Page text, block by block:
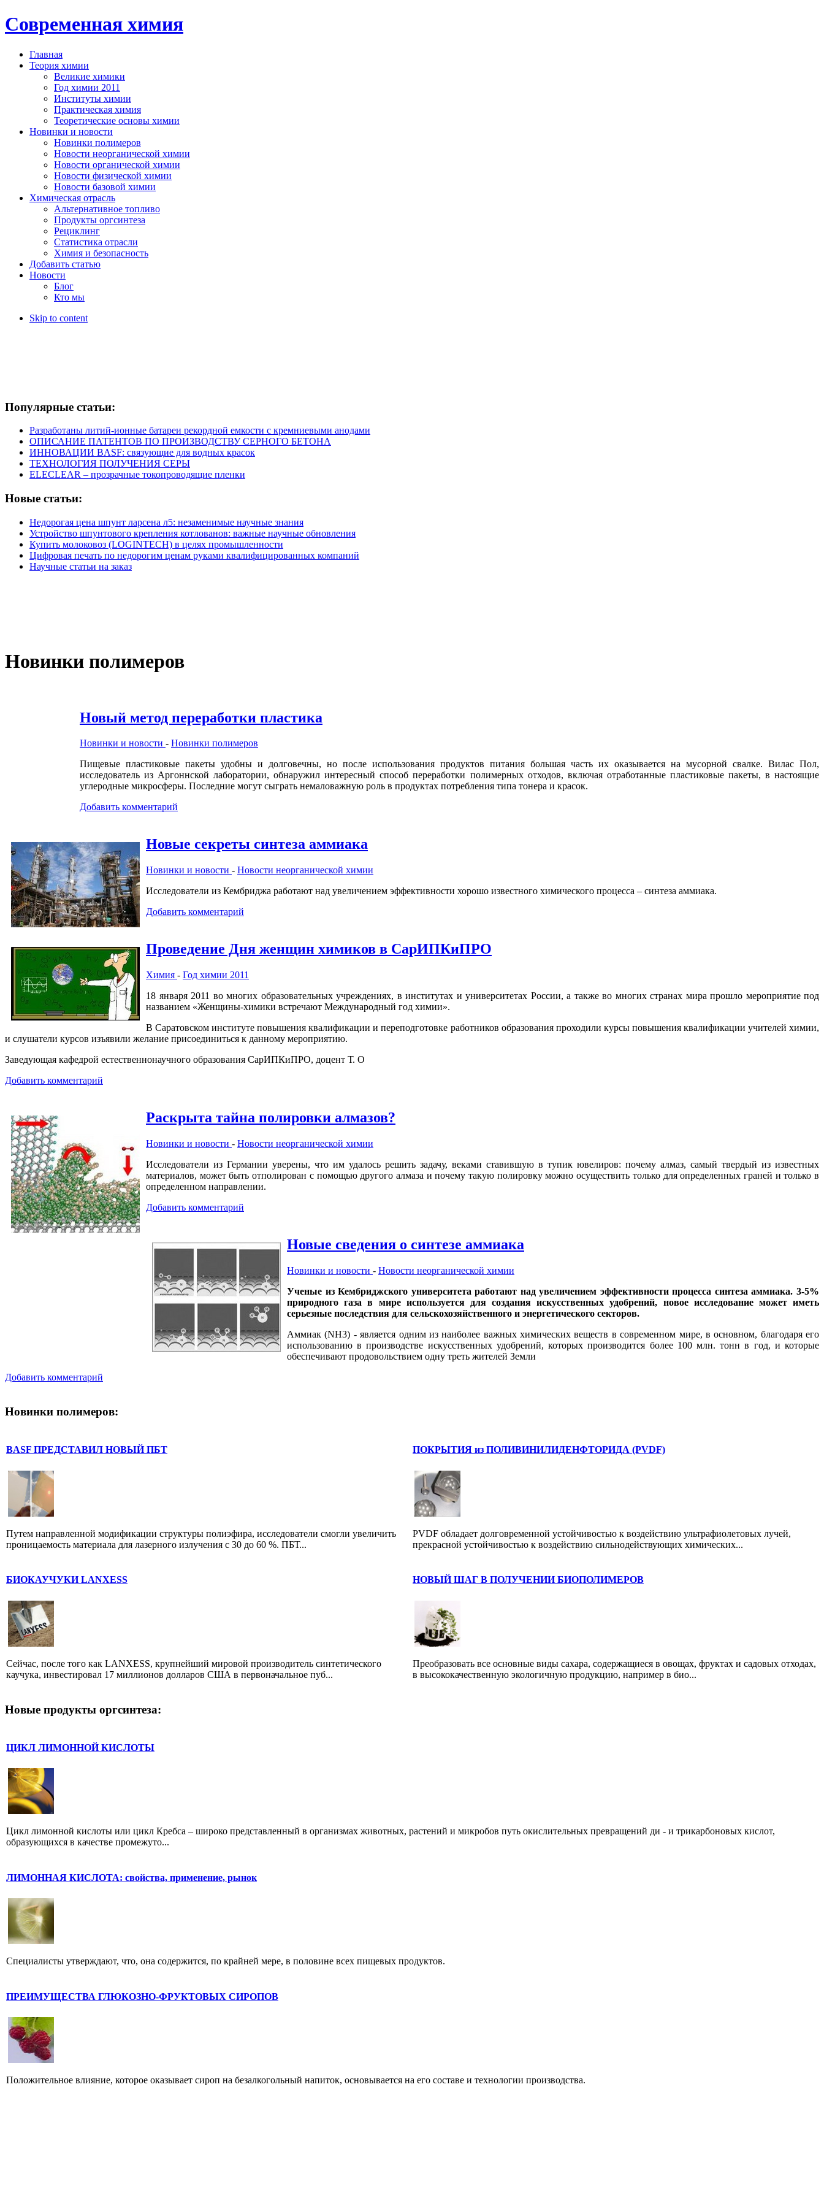
Современная химия
Главная
Теория химии
Великие химики
Год химии 2011
Институты химии
Практическая химия
Теоретические основы химии
Новинки и новости
Новинки полимеров
Новости неорганической химии
Новости органической химии
Новости физической химии
Новости базовой химии
Химическая отрасль
Альтернативное топливо
Продукты оргсинтеза
Рециклинг
Статистика отрасли
Химия и безопасность
Добавить статью
Новости
Блог
Кто мы
Skip to content
Популярные статьи:
Разработаны литий-ионные батареи рекордной емкости с кремниевыми анодами
ОПИСАНИЕ ПАТЕНТОВ ПО ПРОИЗВОДСТВУ СЕРНОГО БЕТОНА
ИННОВАЦИИ BASF: связующие для водных красок
ТЕХНОЛОГИЯ ПОЛУЧЕНИЯ СЕРЫ
ELECLEAR – прозрачные токопроводящие пленки
Новые статьи:
Недорогая цена шпунт ларсена л5: незаменимые научные знания
Устройство шпунтового крепления котлованов: важные научные обновления
Купить молоковоз (LOGINTECH) в целях промышленности
Цифровая печать по недорогим ценам руками квалифицированных компаний
Научные статьи на заказ
Новинки полимеров
Новый метод переработки пластика
Новинки и новости - Новинки полимеров
Пищевые пластиковые пакеты удобны и долговечны, но после использования продуктов питания большая часть их оказывается на мусорной свалке. Вилас Пол,
исследователь из Аргоннской лаборатории, обнаружил интересный способ переработки полимерных отходов, включая отработанные пластиковые пакеты, в настоящие
углеродные микросферы. Последние могут сыграть немаловажную роль в продуктах потребления типа тонера и красок.
Добавить комментарий
Новые секреты синтеза аммиака
Новинки и новости - Новости неорганической химии
Исследователи из Кембриджа работают над увеличением эффективности хорошо известного химического процесса – синтеза аммиака.
Добавить комментарий
Проведение Дня женщин химиков в СарИПКиПРО
Химия - Год химии 2011
18 января 2011 во многих образовательных учреждениях, в институтах и университетах России, а также во многих странах мира прошло мероприятие под
названием «Женщины-химики встречают Международный год химии».
В Саратовском институте повышения квалификации и переподготовке работников образования проходили курсы повышения квалификации учителей химии,
и слушатели курсов изъявили желание присоединиться к данному мероприятию.
Заведующая кафедрой естественнонаучного образования СарИПКиПРО, доцент Т. О
Добавить комментарий
Раскрыта тайна полировки алмазов?
Новинки и новости - Новости неорганической химии
Исследователи из Германии уверены, что им удалось решить задачу, веками ставившую в тупик ювелиров: почему алмаз, самый твердый из известных
материалов, может быть отполирован с помощью другого алмаза и почему такую полировку можно осуществить только для определенных граней и только в
определенном направлении.
Добавить комментарий
Новые сведения о синтезе аммиака
Новинки и новости - Новости неорганической химии
Ученые из Кембриджского университета работают над увеличением эффективности процесса синтеза аммиака. 3-5%
природного газа в мире используется для создания искусственных удобрений, новое исследование может иметь
серьезные последствия для сельскохозяйственного и энергетического секторов.
Аммиак (NH3) - является одним из наиболее важных химических веществ в современном мире, в основном, благодаря его
использованию в производстве искусственных удобрений, которых производится более 100 млн. тонн в год, и которые
обеспечивают продовольствием одну треть жителей Земли
Добавить комментарий
Новинки полимеров:
BASF ПРЕДСТАВИЛ НОВЫЙ ПБТ
Путем направленной модификации структуры полиэфира, исследователи смогли увеличить
проницаемость материала для лазерного излучения с 30 до 60 %. ПБТ...
ПОКРЫТИЯ из ПОЛИВИНИЛИДЕНФТОРИДА (PVDF)
PVDF обладает долговременной устойчивостью к воздействию ультрафиолетовых лучей,
прекрасной устойчивостью к воздействию сильнодействующих химических...
БИОКАУЧУКИ LANXESS
Сейчас, после того как LANXESS, крупнейший мировой производитель синтетического
каучука, инвестировал 17 миллионов долларов США в первоначальное пуб...
НОВЫЙ ШАГ В ПОЛУЧЕНИИ БИОПОЛИМЕРОВ
Преобразовать все основные виды сахара, содержащиеся в овощах, фруктах и садовых отходах,
в высококачественную экологичную продукцию, например в био...
Новые продукты оргсинтеза:
ЦИКЛ ЛИМОННОЙ КИСЛОТЫ
Цикл лимонной кислоты или цикл Кребса – широко представленный в организмах животных, растений и микробов путь окислительных превращений ди - и трикарбоновых кислот,
образующихся в качестве промежуто...
ЛИМОННАЯ КИСЛОТА: свойства, применение, рынок
Специалисты утверждают, что, она содержится, по крайней мере, в половине всех пищевых продуктов.
ПРЕИМУЩЕСТВА ГЛЮКОЗНО-ФРУКТОВЫХ СИРОПОВ
Положительное влияние, которое оказывает сироп на безалкогольный напиток, основывается на его составе и технологии производства.